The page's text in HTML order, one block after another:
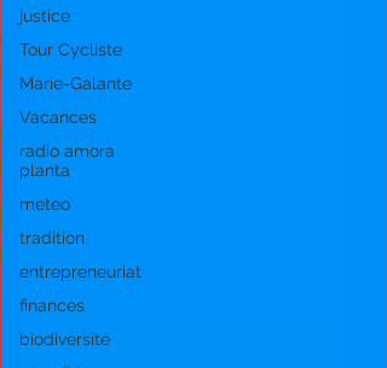
justice
Tour Cycliste
Marie-Galante
Vacances
radio amora
planta
meteo
tradition
entrepreneuriat
finances
biodiversité